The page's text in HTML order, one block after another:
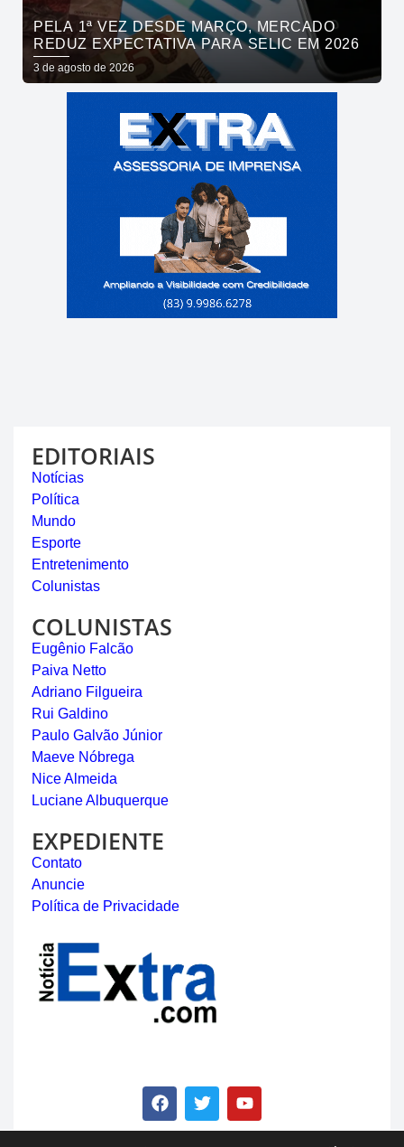
PELA 1ª VEZ DESDE MARÇO, MERCADO
REDUZ EXPECTATIVA PARA SELIC EM 2026
3 de agosto de 2026
EDITORIAIS
Notícias
Política
Mundo
Esporte
Entretenimento
Colunistas
COLUNISTAS
Eugênio Falcão
Paiva Netto
Adriano Filgueira
Rui Galdino
Paulo Galvão Júnior
Maeve Nóbrega
Nice Almeida
Luciane Albuquerque
EXPEDIENTE
Contato
Anuncie
Política de Privacidade